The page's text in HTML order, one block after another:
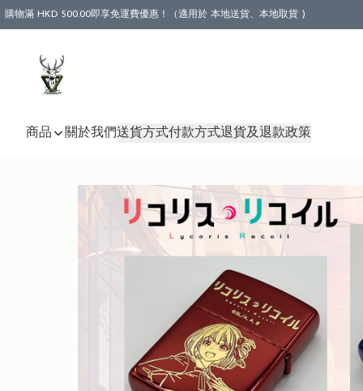
購物滿 HKD 500.00即享免運費優惠！（適用於 本地送貨、本地取貨 )
商品 關於我們送貨方式付款方式退貨及退款政策